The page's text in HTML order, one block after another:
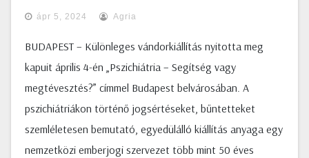
ápr 5, 2024 Agria
BUDAPEST – Különleges vándorkiállítás nyitotta meg
kapuit április 4-én „Pszichiátria – Segítség vagy
megtévesztés?” címmel Budapest belvárosában. A
pszichiátriákon történő jogsértéseket, bűntetteket
szemléletesen bemutató, egyedülálló kiállítás anyaga egy
nemzetközi emberjogi szervezet több mint 50 éves